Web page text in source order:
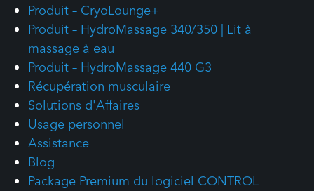
Produit – CryoLounge+
Produit – HydroMassage 340/350 | Lit à
massage à eau
Produit – HydroMassage 440 G3
Récupération musculaire
Solutions d'Affaires
Usage personnel
Assistance
Blog
Package Premium du logiciel CONTROL